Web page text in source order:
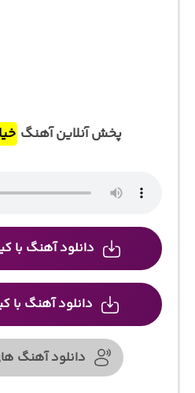
پخش آنلاین آهنگ
دانلود آهنگ با
دانلود آهنگ با
دانلود آهنگ